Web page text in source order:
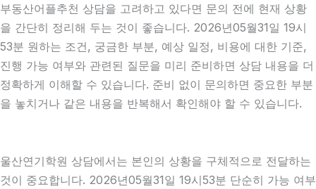
부동산어플추천 상담을 고려하고 있다면 문의 전에 현재 상황
을 간단히 정리해 두는 것이 좋습니다. 2026년05월31일 19시
53분 원하는 조건, 궁금한 부분, 예상 일정, 비용에 대한 기준,
진행 가능 여부와 관련된 질문을 미리 준비하면 상담 내용을 더
정확하게 이해할 수 있습니다. 준비 없이 문의하면 중요한 부분
을 놓치거나 같은 내용을 반복해서 확인해야 할 수 있습니다.
울산연기학원 상담에서는 본인의 상황을 구체적으로 전달하는
것이 중요합니다. 2026년05월31일 19시53분 단순히 가능 여부